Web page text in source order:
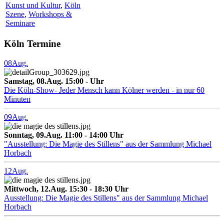
Kunst und Kultur, Köln
Szene, Workshops &
Seminare
Köln Termine
08Aug.
Samstag, 08.Aug. 15:00 - Uhr
Die Köln-Show- Jeder Mensch kann Kölner werden - in nur 60
Minuten
09Aug.
Sonntag, 09.Aug. 11:00 - 14:00 Uhr
"Ausstellung: Die Magie des Stillens" aus der Sammlung Michael
Horbach
12Aug.
Mittwoch, 12.Aug. 15:30 - 18:30 Uhr
Ausstellung: Die Magie des Stillens" aus der Sammlung Michael
Horbach